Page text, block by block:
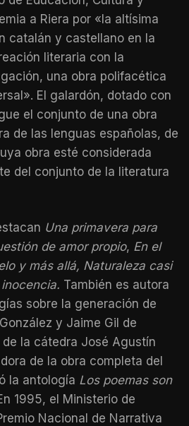
a Riera por «la altísima
catalán y castellano en la
literaria con la
una obra polifacética
El galardón, dotado con
el conjunto de una obra
de las lenguas españolas, de
obra esté considerada
del conjunto de la literatura
Una primavera para
de amor propio, En el
y más allá, Naturaleza casi
También es autora
sobre la generación de
y Jaime Gil de
de la cátedra José Agustín
de la obra completa del
la antología Los poemas son
1995, el Ministerio de
Nacional de Narrativa